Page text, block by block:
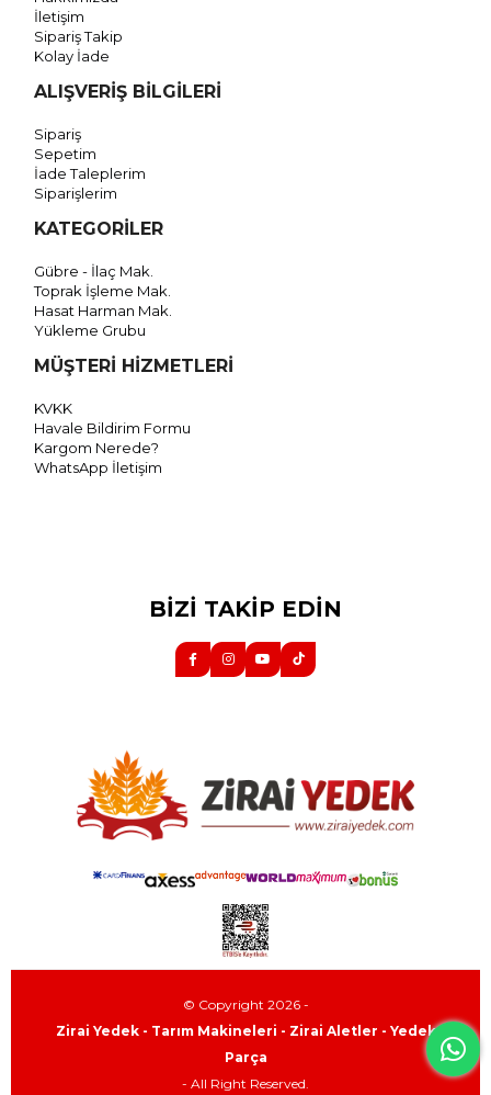
İletişim
Sipariş Takip
Kolay İade
ALIŞVERİŞ BİLGİLERİ
Sipariş
Sepetim
İade Taleplerim
Siparişlerim
KATEGORİLER
Gübre - İlaç Mak.
Toprak İşleme Mak.
Hasat Harman Mak.
Yükleme Grubu
MÜŞTERİ HİZMETLERİ
KVKK
Havale Bildirim Formu
Kargom Nerede?
WhatsApp İletişim
BİZİ TAKİP EDİN
© Copyright 2026 -
Zirai Yedek - Tarım Makineleri - Zirai Aletler - Yedek
Parça
- All Right Reserved.